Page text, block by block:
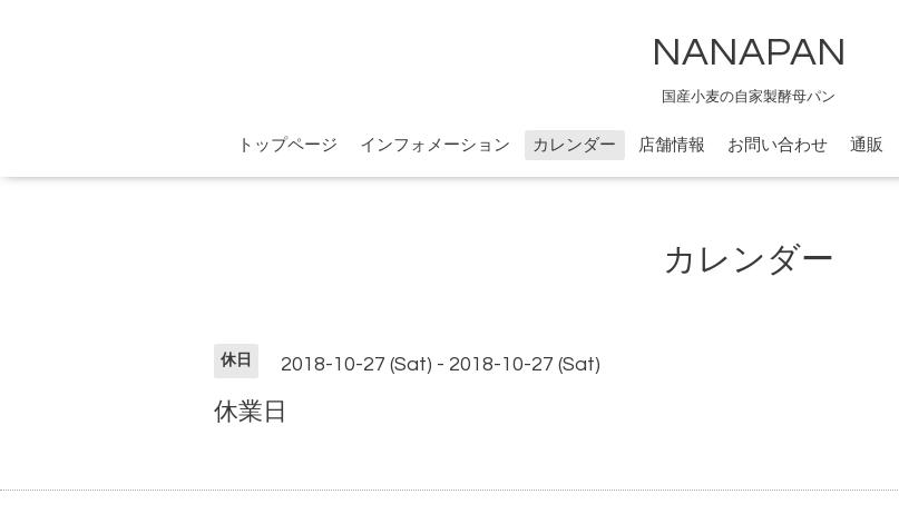
NANAPAN
国産小麦の自家製酵母パン
トップページ インフォメーション カレンダー 店舗情報 お問い合わせ 通販
カレンダー
休日 2018-10-27 (Sat) - 2018-10-27 (Sat)
休業日